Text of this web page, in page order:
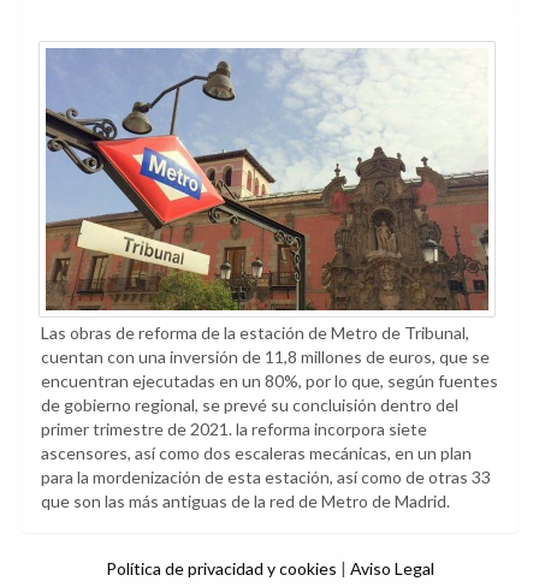
Las obras de reforma de la estación de Metro de Tribunal,
cuentan con una inversión de 11,8 millones de euros, que se
encuentran ejecutadas en un 80%, por lo que, según fuentes
de gobierno regional, se prevé su concluisión dentro del
primer trimestre de 2021. la reforma incorpora siete
ascensores, así como dos escaleras mecánicas, en un plan
para la mordenización de esta estación, así como de otras 33
que son las más antiguas de la red de Metro de Madrid.
Política de privacidad y cookies | Aviso Legal